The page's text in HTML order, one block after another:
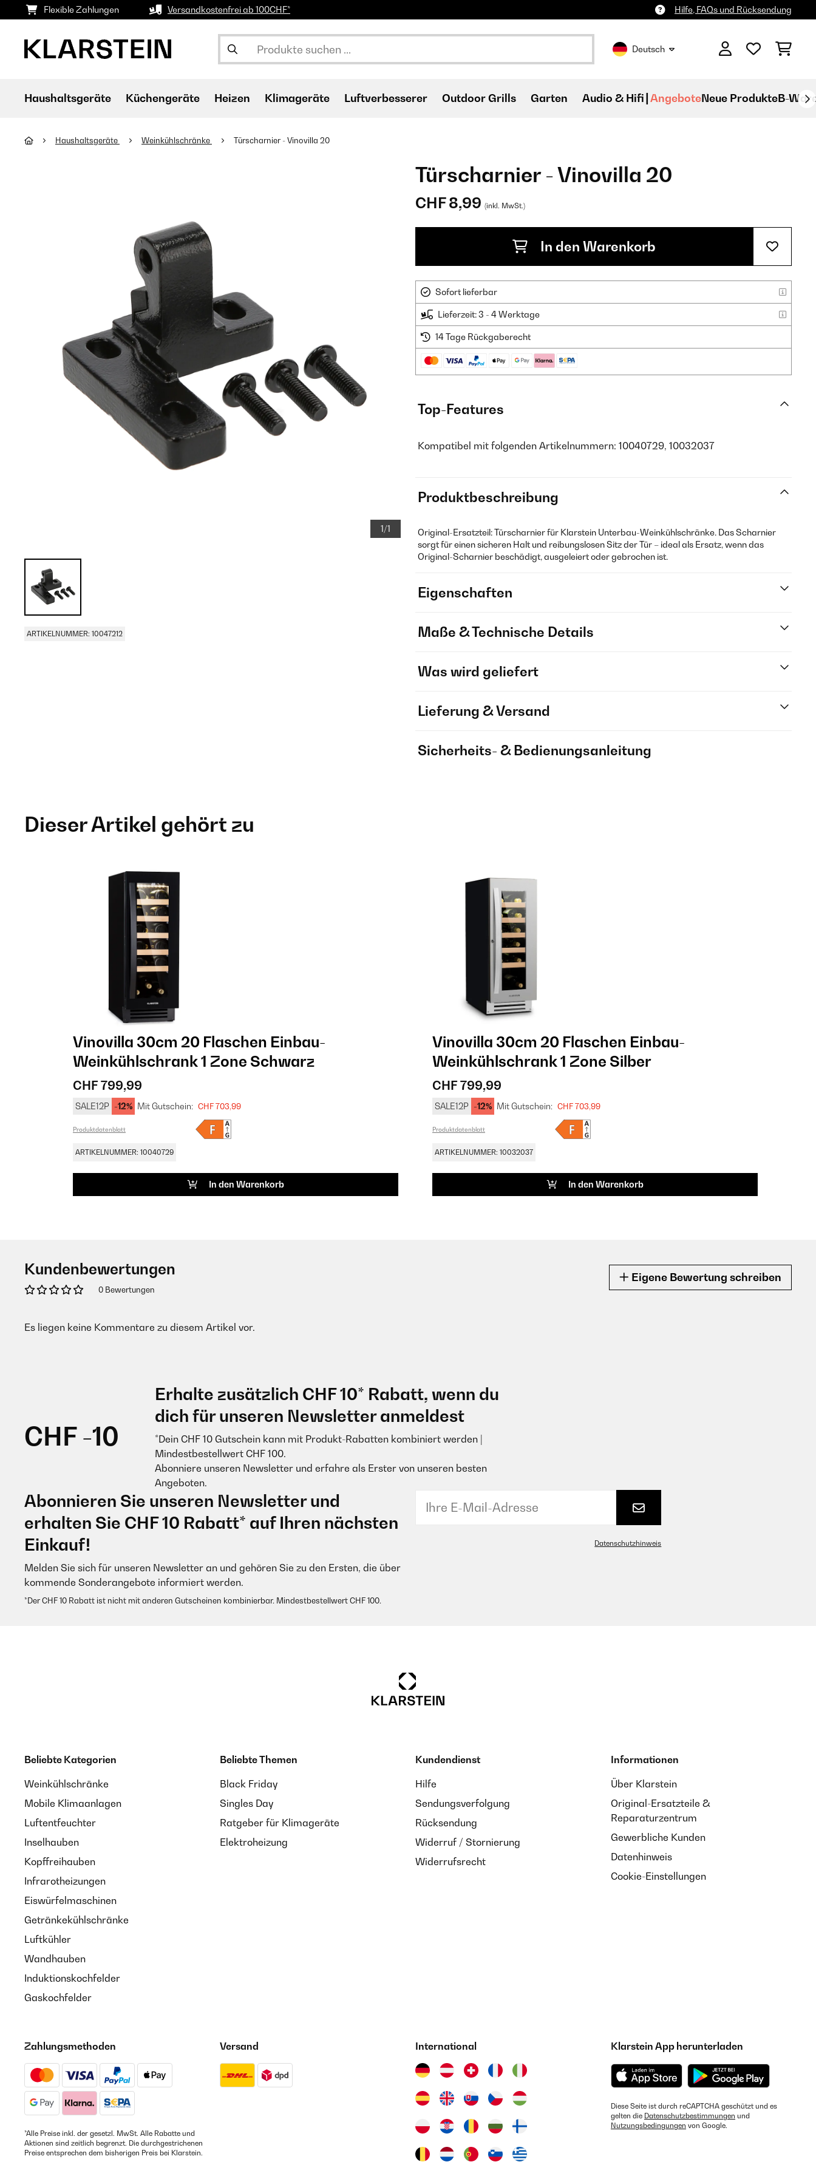
Flexible Zahlungen Versandkostenfrei ab 100CHF* Hilfe, FAQs und Rücksendung
Deutsch
Haushaltsgeräte Küchengeräte Heizen Klimageräte Luftverbesserer Outdoor Grills Garten Audio & Hifi AngeboteNeue ProdukteB-
Haushaltsgeräte Weinkühlschränke Türscharnier - Vinovilla 20
1/1
ARTIKELNUMMER: 10047212
Türscharnier - Vinovilla 20
CHF 8,99 (inkl. MwSt.)
In den Warenkorb
Sofort lieferbar
Lieferzeit: 3 - 4 Werktage
14 Tage Rückgaberecht
Top-Features
Kompatibel mit folgenden Artikelnummern: 10040729, 10032037
Produktbeschreibung
Original-Ersatzteil: Türscharnier für Klarstein Unterbau-Weinkühlschränke. Das Scharnier
sorgt für einen sicheren Halt und reibungslosen Sitz der Tür – ideal als Ersatz, wenn das
Original-Scharnier beschädigt, ausgeleiert oder gebrochen ist.
Eigenschaften
Maße & Technische Details
Was wird geliefert
Lieferung & Versand
Sicherheits- & Bedienungsanleitung
Dieser Artikel gehört zu
Vinovilla 30cm 20 Flaschen Einbau-
Weinkühlschrank 1 Zone Schwarz
CHF 799,99
SALE12P -12% Mit Gutschein: CHF 703,99
Produktdatenblatt
ARTIKELNUMMER: 10040729
In den Warenkorb
Vinovilla 30cm 20 Flaschen Einbau-
Weinkühlschrank 1 Zone Silber
CHF 799,99
SALE12P -12% Mit Gutschein: CHF 703,99
Produktdatenblatt
ARTIKELNUMMER: 10032037
In den Warenkorb
Kundenbewertungen
0 Bewertungen
Eigene Bewertung schreiben
Es liegen keine Kommentare zu diesem Artikel vor.
CHF -10
Erhalte zusätzlich CHF 10* Rabatt, wenn du
dich für unseren Newsletter anmeldest
*Dein CHF 10 Gutschein kann mit Produkt-Rabatten kombiniert werden |
Mindestbestellwert CHF 100.
Abonniere unseren Newsletter und erfahre als Erster von unseren besten
Angeboten.
Abonnieren Sie unseren Newsletter und
erhalten Sie CHF 10 Rabatt* auf Ihren nächsten
Einkauf!
Melden Sie sich für unseren Newsletter an und gehören Sie zu den Ersten, die über
kommende Sonderangebote informiert werden.
*Der CHF 10 Rabatt ist nicht mit anderen Gutscheinen kombinierbar. Mindestbestellwert CHF 100.
Datenschutzhinweis
Beliebte Kategorien
Weinkühlschränke
Mobile Klimaanlagen
Luftentfeuchter
Inselhauben
Kopffreihauben
Infrarotheizungen
Eiswürfelmaschinen
Getränkekühlschränke
Luftkühler
Wandhauben
Induktionskochfelder
Gaskochfelder
Beliebte Themen
Black Friday
Singles Day
Ratgeber für Klimageräte
Elektroheizung
Kundendienst
Hilfe
Sendungsverfolgung
Rücksendung
Widerruf / Stornierung
Widerrufsrecht
Informationen
Über Klarstein
Original-Ersatzteile &
Reparaturzentrum
Gewerbliche Kunden
Datenhinweis
Cookie-Einstellungen
Zahlungsmethoden
*Alle Preise inkl. der gesetzl. MwSt. Alle Rabatte und
Aktionen sind zeitlich begrenzt. Die durchgestrichenen
Preise entsprechen dem bisherigen Preis bei Klarstein.
Versand International Klarstein App herunterladen
Diese Seite ist durch reCAPTCHA geschützt und es
gelten die Datenschutzbestimmungen und
Nutzungsbedingungen von Google.